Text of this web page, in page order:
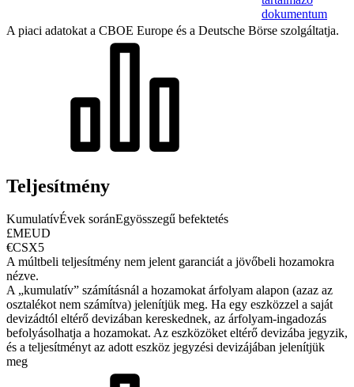
dokumentum
A piaci adatokat a CBOE Europe és a Deutsche Börse szolgáltatja.
Teljesítmény
KumulatívÉvek soránEgyösszegű befektetés
£MEUD
€CSX5
A múltbeli teljesítmény nem jelent garanciát a jövőbeli hozamokra
nézve.
A „kumulatív” számításnál a hozamokat árfolyam alapon (azaz az
osztalékot nem számítva) jelenítjük meg. Ha egy eszközzel a saját
devizádtól eltérő devizában kereskednek, az árfolyam-ingadozás
befolyásolhatja a hozamokat. Az eszközöket eltérő devizába jegyzik,
és a teljesítményt az adott eszköz jegyzési devizájában jelenítjük
meg